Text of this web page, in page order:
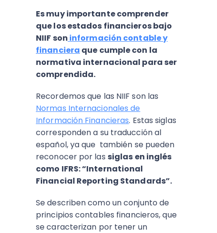
Es muy importante comprender
que los estados financieros bajo
NIIF son información contable y
financiera que cumple con la
normativa internacional para ser
comprendida.
Recordemos que las NIIF son las
Normas Internacionales de
Información Financieras. Estas siglas
corresponden a su traducción al
español, ya que también se pueden
reconocer por las siglas en inglés
como IFRS: “International
Financial Reporting Standards”.
Se describen como un conjunto de
principios contables financieros, que
se caracterizan por tener un